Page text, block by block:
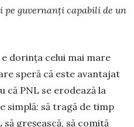
guvernanți capabili de un
dorința celui mai mare
speră că este avantajat
PNL se erodează la
simplă: să tragă de timp
greșească, să comită